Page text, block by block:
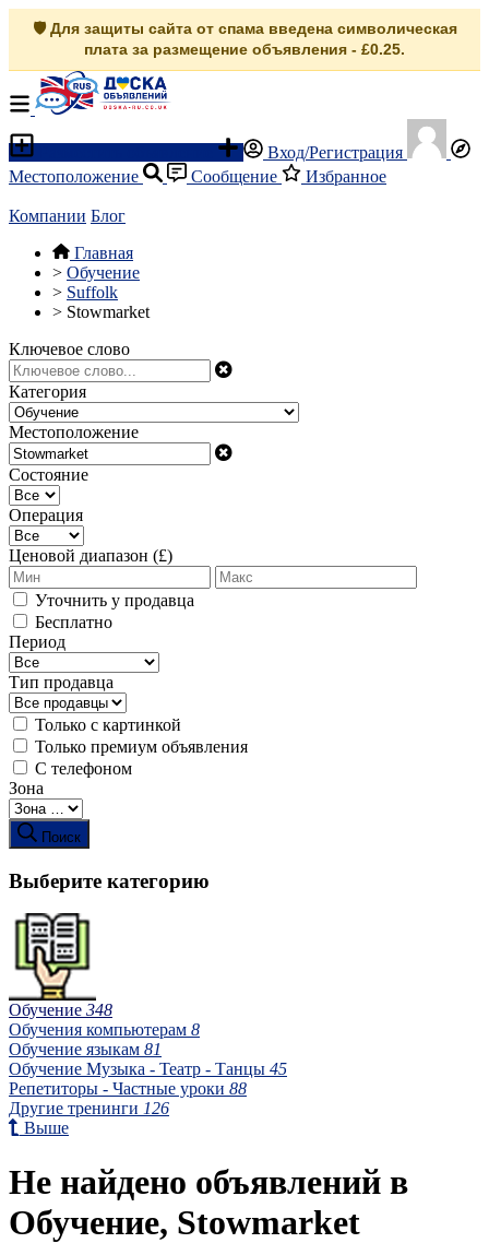
🛡️ Для защиты сайта от спама введена символическая
плата за размещение объявления - £0.25.
Вход/Регистрация
Местоположение
Сообщение Избранное
Компании Блог
Главная
> Обучение
> Suffolk
> Stowmarket
Ключевое слово
Категория
Местоположение
Состояние
Операция
Ценовой диапазон (£)
Уточнить у продавца
Бесплатно
Период
Тип продавца
Только с картинкой
Только премиум объявления
С телефоном
Зона
Поиск
Выберите категорию
Обучение 348
Обучения компьютерам 8
Обучение языкам 81
Обучение Музыка - Театр - Танцы 45
Репетиторы - Частные уроки 88
Другие тренинги 126
Выше
Не найдено объявлений в
Обучение, Stowmarket